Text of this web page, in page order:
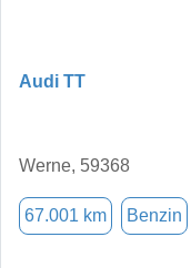
Audi TT
Werne, 59368
67.001 km Benzin